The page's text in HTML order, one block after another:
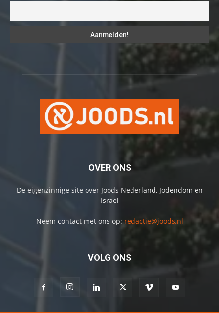
OVER ONS
De eigenzinnige site over Joods Nederland, Jodendom en
Israel
Neem contact met ons op: redactie@joods.nl
VOLG ONS